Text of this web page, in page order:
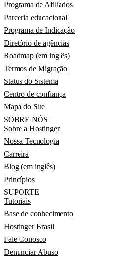
Programa de Afiliados
Parceria educacional
Programa de Indicação
Diretório de agências
Roadmap (em inglês)
Termos de Migração
Status do Sistema
Centro de confiança
Mapa do Site
SOBRE NÓS
Sobre a Hostinger
Nossa Tecnologia
Carreira
Blog (em inglês)
Princípios
SUPORTE
Tutoriais
Base de conhecimento
Hostinger Brasil
Fale Conosco
Denunciar Abuso